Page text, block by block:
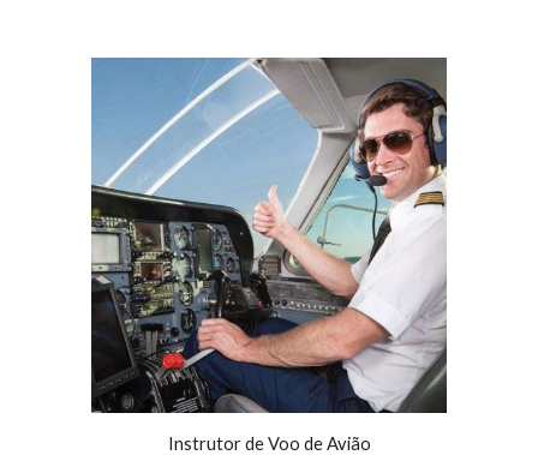
Instrutor de Voo de Avião